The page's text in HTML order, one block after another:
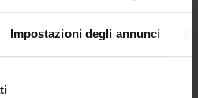
Impostazioni degli annunci